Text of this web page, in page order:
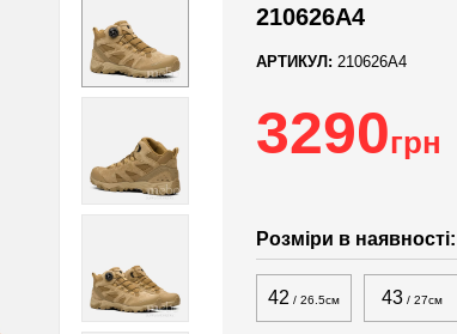
210626A4
АРТИКУЛ: 210626A4
3290грн
Розміри в наявності:
42 / 26.5см 43/ 27см